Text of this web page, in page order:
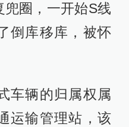
圈，一开始S线
倒库移库，被怀
车辆的归属权属
运输管理站，该